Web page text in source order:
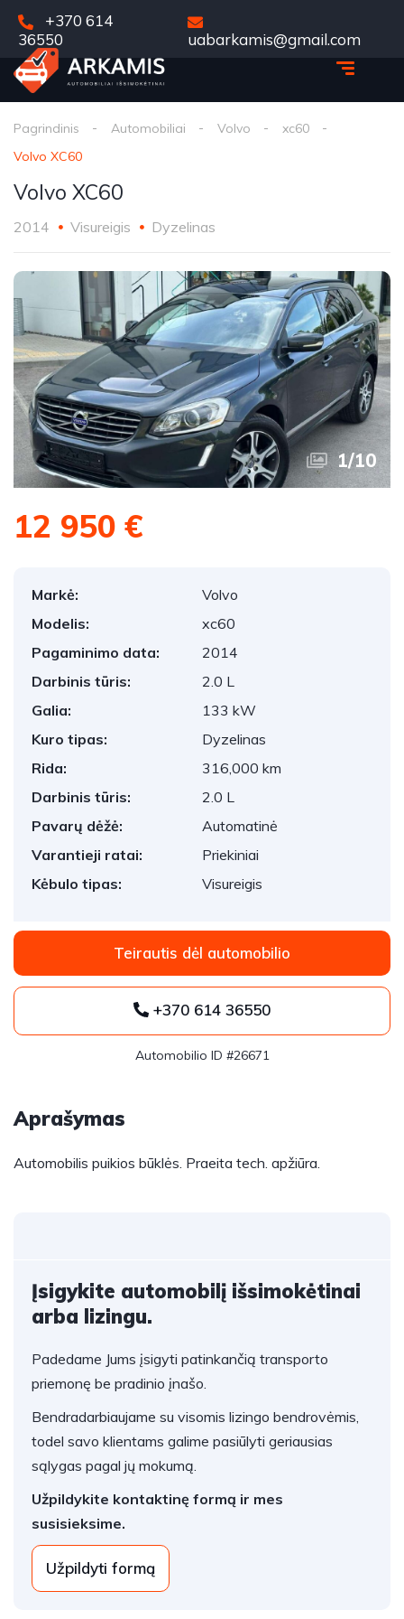
+370 614
36550
uabarkamis@gmail.com
Pagrindinis Automobiliai Volvo
xc60
Volvo XC60
Volvo XC60
2014 Visureigis Dyzelinas
1/10
12 950 €
Markė:
Volvo
Modelis:
xc60
Pagaminimo data:
2014
Darbinis tūris:
2.0 L
Galia:
133 kW
Kuro tipas:
Dyzelinas
Rida:
316,000 km
Darbinis tūris:
2.0 L
Pavarų dėžė:
Automatinė
Varantieji ratai:
Priekiniai
Kėbulo tipas:
Visureigis
Teirautis dėl automobilio
+370 614 36550
Automobilio ID #26671
Aprašymas
Automobilis puikios būklės. Praeita tech. apžiūra.
Įsigykite automobilį išsimokėtinai
arba lizingu.
Padedame Jums įsigyti patinkančią transporto
priemonę be pradinio įnašo.
Bendradarbiaujame su visomis lizingo bendrovėmis,
todel savo klientams galime pasiūlyti geriausias
sąlygas pagal jų mokumą.
Užpildykite kontaktinę formą ir mes
susisieksime.
Užpildyti formą